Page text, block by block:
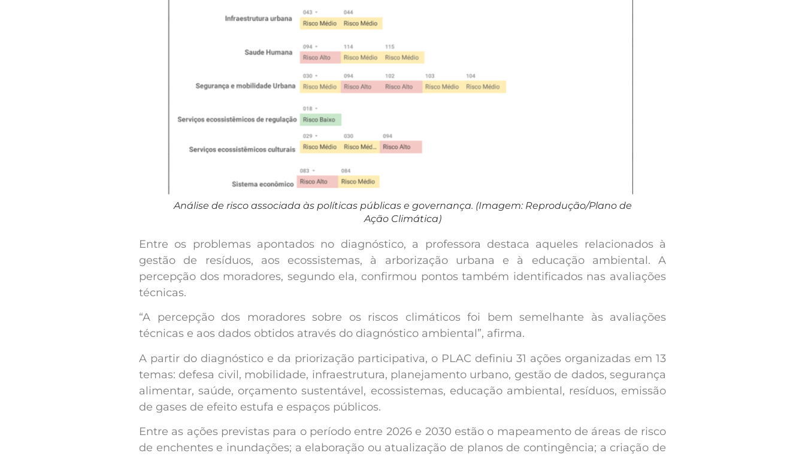
Análise de risco associada às políticas públicas e governança. (Imagem: Reprodução/Plano de
Ação Climática)
Entre os problemas apontados no diagnóstico, a professora destaca aqueles relacionados à
gestão de resíduos, aos ecossistemas, à arborização urbana e à educação ambiental. A
percepção dos moradores, segundo ela, confirmou pontos também identificados nas avaliações
técnicas.
“A percepção dos moradores sobre os riscos climáticos foi bem semelhante às avaliações
técnicas e aos dados obtidos através do diagnóstico ambiental”, afirma.
A partir do diagnóstico e da priorização participativa, o PLAC definiu 31 ações organizadas em 13
temas: defesa civil, mobilidade, infraestrutura, planejamento urbano, gestão de dados, segurança
alimentar, saúde, orçamento sustentável, ecossistemas, educação ambiental, resíduos, emissão
de gases de efeito estufa e espaços públicos.
Entre as ações previstas para o período entre 2026 e 2030 estão o mapeamento de áreas de risco
de enchentes e inundações; a elaboração ou atualização de planos de contingência; a criação de